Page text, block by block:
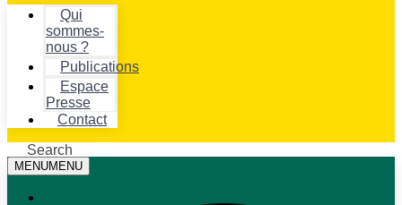
Qui
sommes-
nous ?
Publications
Espace
Presse
Contact
Search
MENUMENU